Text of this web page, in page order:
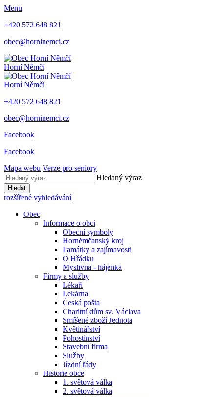
Menu
+420 572 648 821
obec@horninemci.cz
Horní Němčí
Horní Němčí
+420 572 648 821
obec@horninemci.cz
Facebook
Facebook
Mapa webu Verze pro seniory
Hledaný výraz
Hledat
rozšířené vyhledávání
Obec
Informace o obci
Obecní symboly
Horněmčanský kroj
Památky a zajímavosti
O Hřádku
Myslivna - hájenka
Firmy a služby
Lékaři
Lékárna
Česká pošta
Charitní dům sv. Václava
Smíšené zboží Jednota
Květinářství
Pohostinství
Stavební firma
Služby
Jízdní řády
Historie obce
1. světová válka
2. světová válka